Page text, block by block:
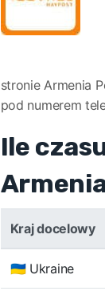
stronie Armenia
pod numerem
Ile
Kraj docelowy
🇺🇦 Ukraine